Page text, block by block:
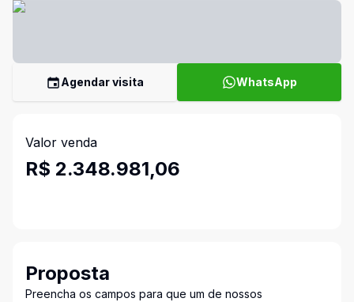
Agendar visita WhatsApp
Valor venda
R$ 2.348.981,06
Proposta
Preencha os campos para que um de nossos